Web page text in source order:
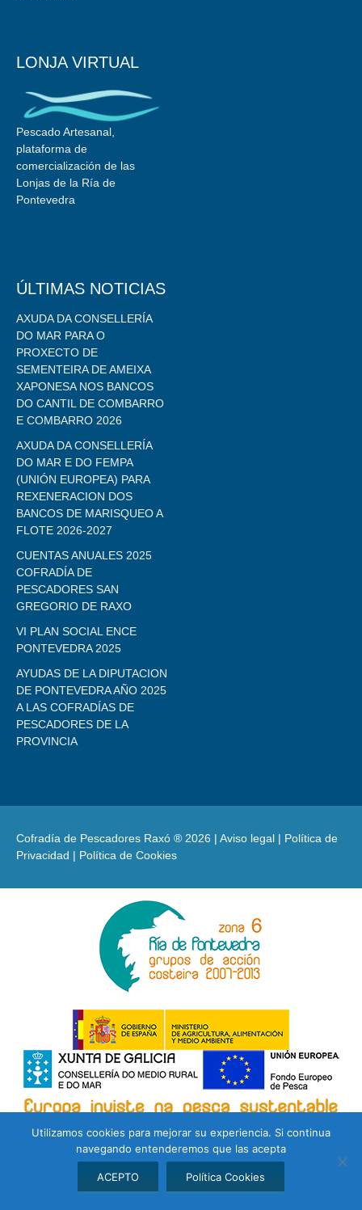
LONJA VIRTUAL
Pescado Artesanal,
plataforma de
comercialización de las
Lonjas de la Ría de
Pontevedra
ÚLTIMAS NOTICIAS
AXUDA DA CONSELLERÍA
DO MAR PARA O
PROXECTO DE
SEMENTEIRA DE AMEIXA
XAPONESA NOS BANCOS
DO CANTIL DE COMBARRO
E COMBARRO 2026
AXUDA DA CONSELLERÍA
DO MAR E DO FEMPA
(UNIÓN EUROPEA) PARA
REXENERACION DOS
BANCOS DE MARISQUEO A
FLOTE 2026-2027
CUENTAS ANUALES 2025
COFRADÍA DE
PESCADORES SAN
GREGORIO DE RAXO
VI PLAN SOCIAL ENCE
PONTEVEDRA 2025
AYUDAS DE LA DIPUTACION
DE PONTEVEDRA AÑO 2025
A LAS COFRADÍAS DE
PESCADORES DE LA
PROVINCIA
Cofradía de Pescadores Raxó ® 2026 | Aviso legal | Política de
Privacidad | Política de Cookies
Utilizamos cookies para mejorar su experiencia. Si continua
navegando entenderemos que las acepta
ACEPTO Política Cookies